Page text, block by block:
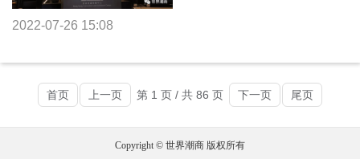
2022-07-26 15:08
首页 上一页 第 1 页 / 共 86 页 下一页 尾页
Copyright © 世界潮商 版权所有